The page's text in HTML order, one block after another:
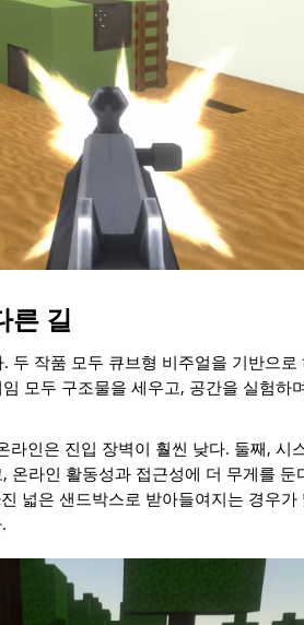
른 길
작품 모두 큐브형 비주얼을 기반으로
모두 구조물을 세우고, 공간을 실험하
인은 진입 장벽이 훨씬 낮다. 둘째, 시
온라인 활동성과 접근성에 더 무게를 둔
넓은 샌드박스로 받아들여지는 경우가